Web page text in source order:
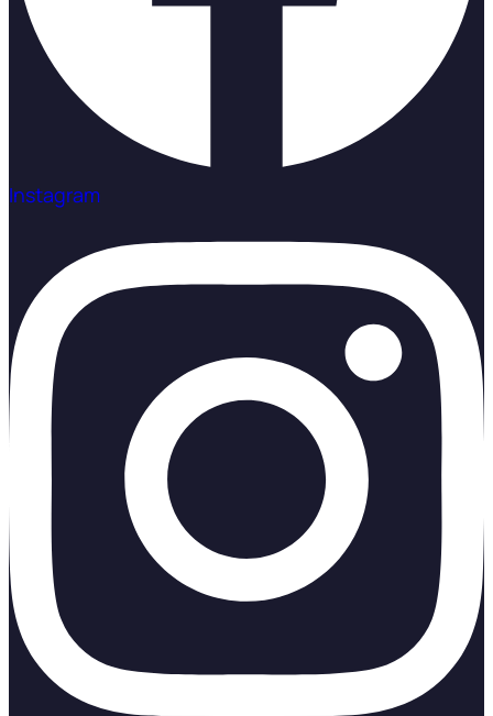
Instagram